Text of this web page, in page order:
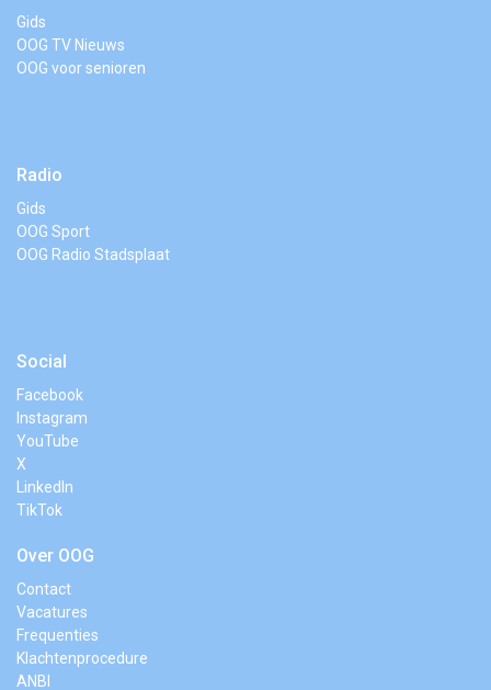
Gids
OOG TV Nieuws
OOG voor senioren
Radio
Gids
OOG Sport
OOG Radio Stadsplaat
Social
Facebook
Instagram
YouTube
X
LinkedIn
TikTok
Over OOG
Contact
Vacatures
Frequenties
Klachtenprocedure
ANBI